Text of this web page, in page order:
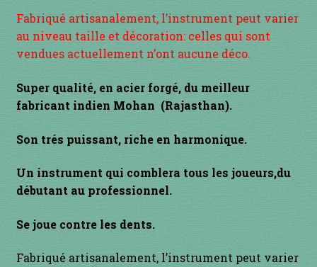
GUIMBARDES
INSTRUMENTS DIVERS
je suis confirmé
je suis débutant
Liens
Fabriqué artisanalement, l’instrument peut varier
au niveau taille et décoration: celles qui sont
vendues actuellement n’ont aucune déco.
Super qualité, en acier forgé, du meilleur
fabricant indien Mohan (Rajasthan).
Son trés puissant, riche en harmonique.
Un instrument qui comblera tous les joueurs,du
débutant au professionnel.
Se joue contre les dents.
Fabriqué artisanalement, l’instrument peut varier